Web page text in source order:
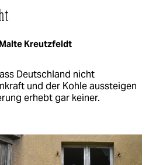
Malte Kreutzfeldt
Deutschland nicht
und der Kohle aussteigen
erhebt gar keiner.